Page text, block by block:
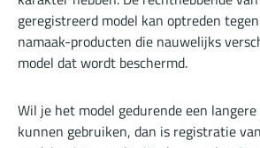
geregistreerd model kan optreden
namaak-producten die nauwelijks
model dat wordt beschermd.
Wil je het model gedurende een
kunnen gebruiken, dan is registratie